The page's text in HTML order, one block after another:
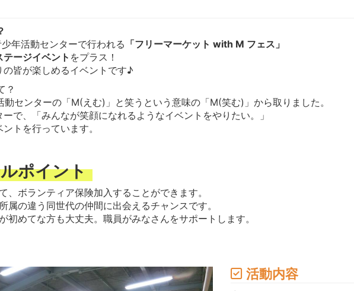
年活動センターで行われる 「フリーマーケット with M フェス」
テージイベント をプラス！
皆が楽しめるイベントです♪
？
センターの「M(えむ)」と笑うという意味の「M(笑む)」から取りました。
で、「みんなが笑顔になれるようなイベントをやりたい。」
トを行っています。
ポイント
、ボランティア保険加入することができます。
属の違う同世代の仲間に出会えるチャンスです。
初めてな方も大丈夫。職員がみなさんをサポートします。
活動内容